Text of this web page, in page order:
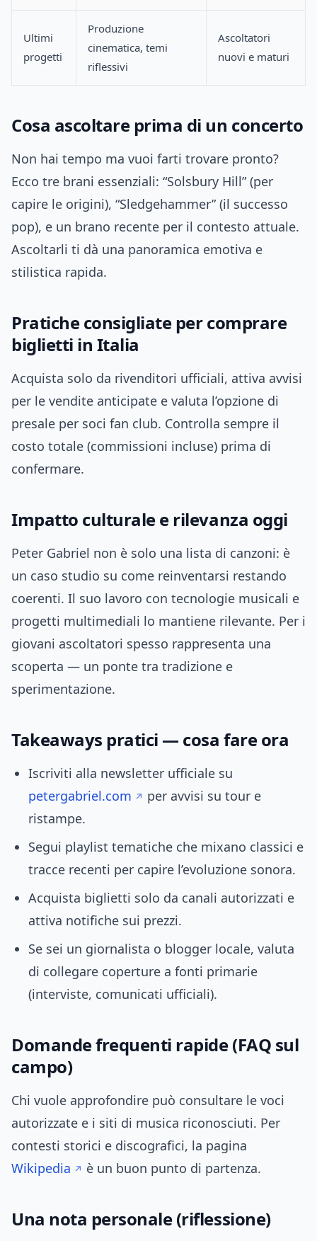
Ultimi
progetti
Produzione
cinematica, temi
riflessivi
Ascoltatori
nuovi e maturi
Cosa ascoltare prima di un concerto
Non hai tempo ma vuoi farti trovare pronto?
Ecco tre brani essenziali: “Solsbury Hill” (per
capire le origini), “Sledgehammer” (il successo
pop), e un brano recente per il contesto attuale.
Ascoltarli ti dà una panoramica emotiva e
stilistica rapida.
Pratiche consigliate per comprare
biglietti in Italia
Acquista solo da rivenditori ufficiali, attiva avvisi
per le vendite anticipate e valuta l’opzione di
presale per soci fan club. Controlla sempre il
costo totale (commissioni incluse) prima di
confermare.
Impatto culturale e rilevanza oggi
Peter Gabriel non è solo una lista di canzoni: è
un caso studio su come reinventarsi restando
coerenti. Il suo lavoro con tecnologie musicali e
progetti multimediali lo mantiene rilevante. Per i
giovani ascoltatori spesso rappresenta una
scoperta — un ponte tra tradizione e
sperimentazione.
Takeaways pratici — cosa fare ora
Iscriviti alla newsletter ufficiale su
petergabriel.com
per avvisi su tour e
ristampe.
Segui playlist tematiche che mixano classici e
tracce recenti per capire l’evoluzione sonora.
Acquista biglietti solo da canali autorizzati e
attiva notifiche sui prezzi.
Se sei un giornalista o blogger locale, valuta
di collegare coperture a fonti primarie
(interviste, comunicati ufficiali).
Domande frequenti rapide (FAQ sul
campo)
Chi vuole approfondire può consultare le voci
autorizzate e i siti di musica riconosciuti. Per
contesti storici e discografici, la pagina
Wikipedia
è un buon punto di partenza.
Una nota personale (riflessione)